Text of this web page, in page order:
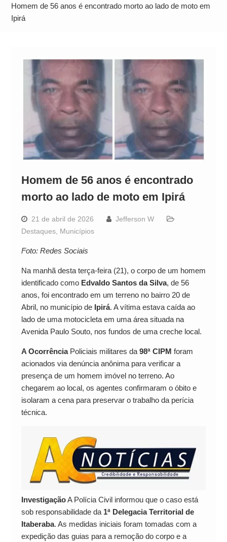
Alto
Homem de 56 anos é encontrado morto ao lado de moto em
Ipirá
Homem de 56 anos é encontrado
morto ao lado de moto em Ipirá
21 de abril de 2026
Jefferson W
Destaques, Municípios
Foto: Redes Sociais
Na manhã desta terça-feira (21), o corpo de um homem
identificado como Edvaldo Santos da Silva, de 56
anos, foi encontrado em um terreno no bairro 20 de
Abril, no município de Ipirá. A vítima estava caída ao
lado de uma motocicleta em uma área situada na
Avenida Paulo Souto, nos fundos de uma creche local.
A OcorrênciaPoliciais militares da 98ª CIPM foram
acionados via denúncia anônima para verificar a
presença de um homem imóvel no terreno. Ao
chegarem ao local, os agentes confirmaram o óbito e
isolaram a cena para preservar o trabalho da perícia
técnica.
InvestigaçãoA Polícia Civil informou que o caso está
sob responsabilidade da 1ª Delegacia Territorial de
Itaberaba. As medidas iniciais foram tomadas com a
expedição das guias para a remoção do corpo e a